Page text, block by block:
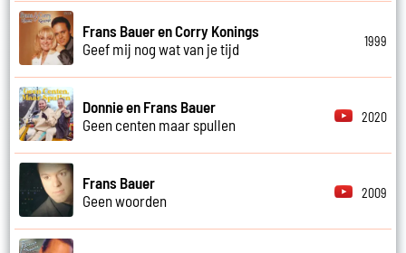
Frans Bauer en Corry Konings
Geef mij nog wat van je tijd
1999
Donnie en Frans Bauer
Geen centen maar spullen
2020
Frans Bauer
Geen woorden
2009